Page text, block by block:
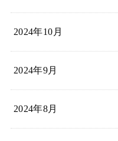
2024年10月
2024年9月
2024年8月